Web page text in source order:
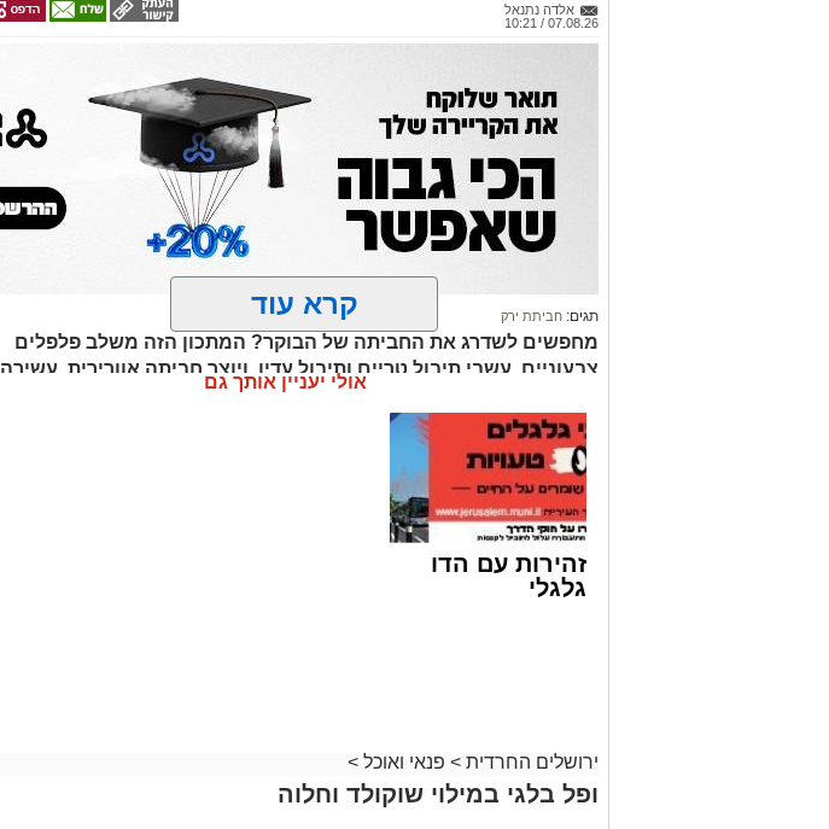
אלדה נתנאל
07.08.26 / 10:21
תגים: חביתת ירק
מחפשים לשדרג את החביתה של הבוקר? המתכון הזה משלב פלפלים
צבעוניים, עשבי תיבול טריים ותיבול עדין, ויוצר חביתה אוורירית, עשירה
קרא עוד
אולי יעניין אותך גם
זהירות עם הדו
גלגלי
ירושלים החרדית > פנאי ואוכל >
ופל בלגי במילוי שוקולד וחלוה